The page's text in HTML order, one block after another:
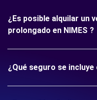
¿Es posible alquilar un
prolongado en NIMES ?
¿Qué seguro se incluye